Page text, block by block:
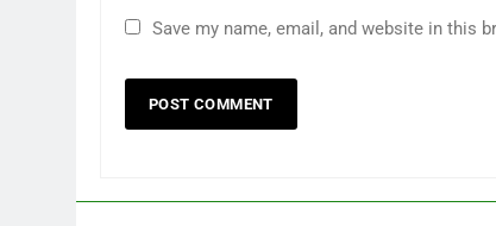
Save my name, email, and website in this